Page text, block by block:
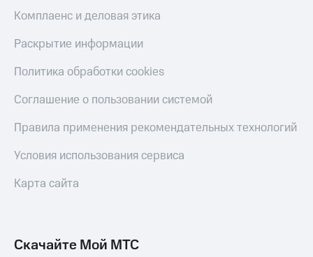
Комплаенс и деловая этика
Раскрытие информации
Политика обработки cookies
Соглашение о пользовании системой
Правила применения рекомендательных технологий
Условия использования сервиса
Карта сайта
Скачайте Мой МТС